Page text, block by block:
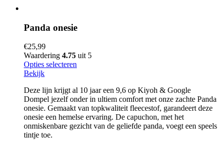
Panda onesie
€25,99
Waardering 4.75 uit 5
Opties selecteren
Bekijk
Deze lijn krijgt al 10 jaar een 9,6 op Kiyoh & Google
Dompel jezelf onder in ultiem comfort met onze zachte Panda
onesie. Gemaakt van topkwaliteit fleecestof, garandeert deze
onesie een hemelse ervaring. De capuchon, met het
onmiskenbare gezicht van de geliefde panda, voegt een speels
tintje toe.